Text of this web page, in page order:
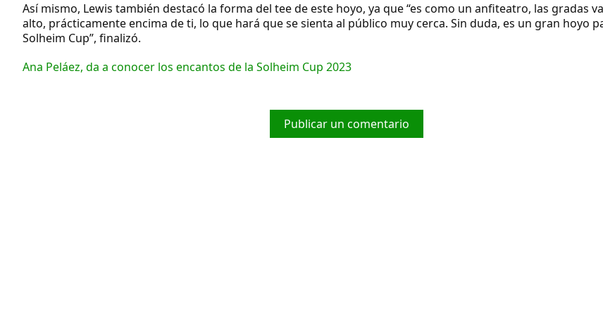
Así mismo, Lewis también destacó la forma del tee de este hoyo, ya que “es como un anfiteatro, las gradas
alto, prácticamente encima de ti, lo que hará que se sienta al público muy cerca. Sin duda, es un gran hoyo
Solheim Cup”, finalizó.
Ana Peláez, da a conocer los encantos de la Solheim Cup 2023
Publicar un comentario